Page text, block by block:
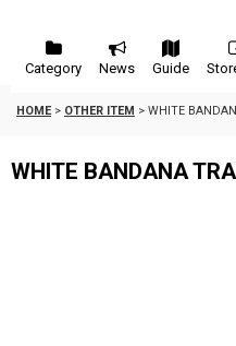
Category News Guide
HOME > OTHER ITEM > WHITE
WHITE BANDANA